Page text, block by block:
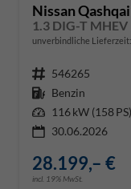
Nissan Qashqai
unverbindliche Lieferzeit:
Fahrzeugnr. 546265
Kraftstoff Benzin
Leistung 116 kW (158 PS)
30.06.2026
28.199,– €
incl. 19% MwSt.